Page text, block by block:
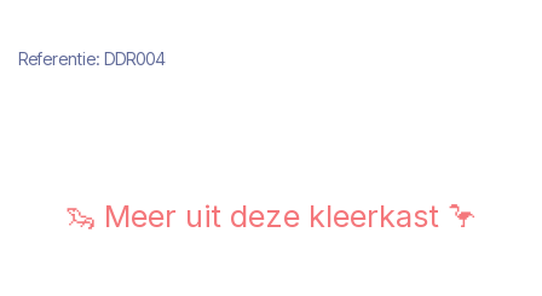
Referentie: DDR004
🦦 Meer uit deze kleerkast 🦩